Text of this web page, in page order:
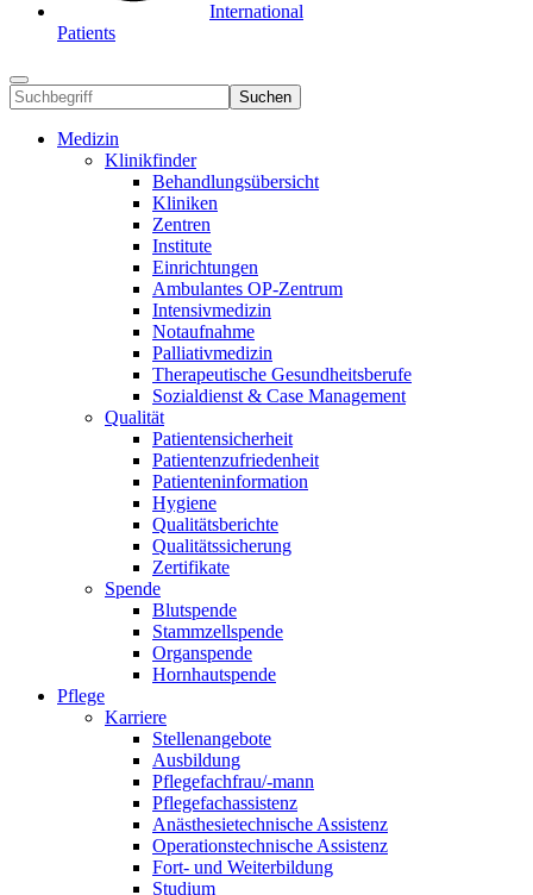
International
Patients
Suchen
Medizin
Klinikfinder
Behandlungsübersicht
Kliniken
Zentren
Institute
Einrichtungen
Ambulantes OP-Zentrum
Intensivmedizin
Notaufnahme
Palliativmedizin
Therapeutische Gesundheitsberufe
Sozialdienst & Case Management
Qualität
Patientensicherheit
Patientenzufriedenheit
Patienteninformation
Hygiene
Qualitätsberichte
Qualitätssicherung
Zertifikate
Spende
Blutspende
Stammzellspende
Organspende
Hornhautspende
Pflege
Karriere
Stellenangebote
Ausbildung
Pflegefachfrau/-mann
Pflegefachassistenz
Anästhesietechnische Assistenz
Operationstechnische Assistenz
Fort- und Weiterbildung
Studium